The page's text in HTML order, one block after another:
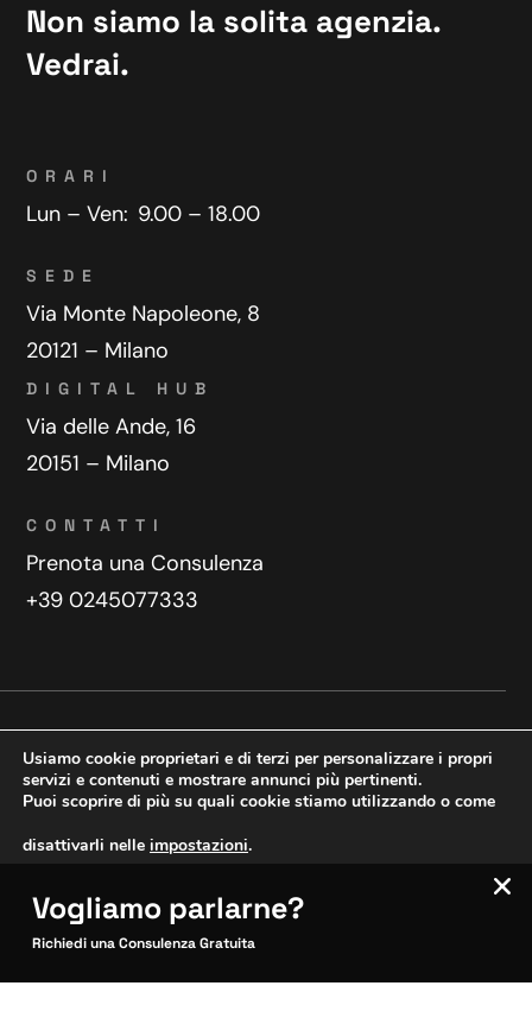
Non siamo la solita agenzia.
Vedrai.
ORARI
Lun – Ven: 9.00 – 18.00
SEDE
Via Monte Napoleone, 8
20121 – Milano
DIGITAL HUB
Via delle Ande, 16
20151 – Milano
CONTATTI
Prenota una Consulenza
+39 0245077333
Copyright © 2025 WeDoDigital
Creazione e sviluppo siti web
SITOCERTO®
Questo sito è attendibile
Usiamo cookie proprietari e di terzi per personalizzare i propri
servizi e contenuti e mostrare annunci più pertinenti.
Puoi scoprire di più su quali cookie stiamo utilizzando o come
disattivarli nelle impostazioni.
Accetta Impostazioni
Vogliamo parlarne?
Richiedi una Consulenza Gratuita